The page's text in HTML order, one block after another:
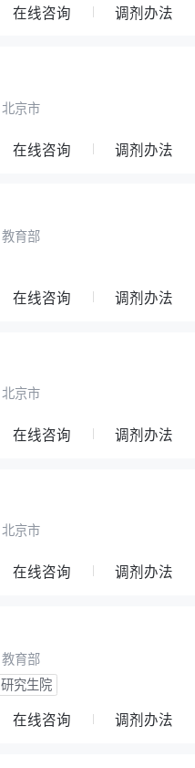
在线咨询 调剂办法
北京市
在线咨询 调剂办法
教育部
在线咨询 调剂办法
北京市
在线咨询 调剂办法
北京市
在线咨询 调剂办法
教育部
研究生院
在线咨询 调剂办法